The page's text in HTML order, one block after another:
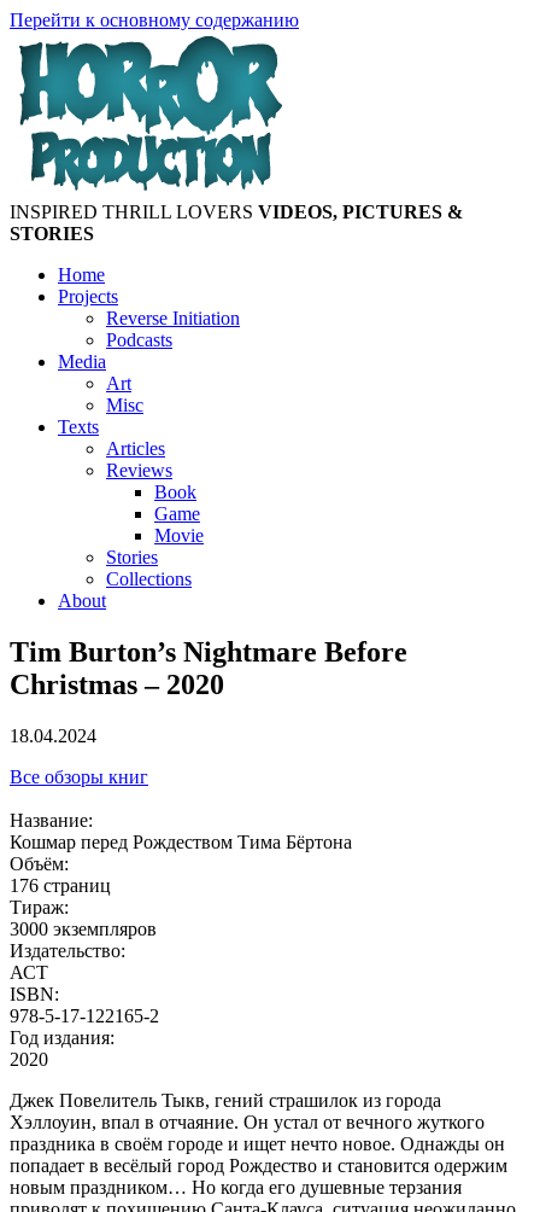
Перейти к основному содержанию
INSPIRED THRILL LOVERS VIDEOS, PICTURES &
STORIES
Home
Projects
Reverse Initiation
Podcasts
Media
Art
Misc
Texts
Articles
Reviews
Book
Game
Movie
Stories
Collections
About
Tim Burton’s Nightmare Before
Christmas – 2020
18.04.2024
Все обзоры книг
Название:
Кошмар перед Рождеством Тима Бёртона
Объём:
176 страниц
Тираж:
3000 экземпляров
Издательство:
АСТ
ISBN:
978-5-17-122165-2
Год издания:
2020
Джек Повелитель Тыкв, гений страшилок из города
Хэллоуин, впал в отчаяние. Он устал от вечного жуткого
праздника в своём городе и ищет нечто новое. Однажды он
попадает в весёлый город Рождество и становится одержим
новым праздником… Но когда его душевные терзания